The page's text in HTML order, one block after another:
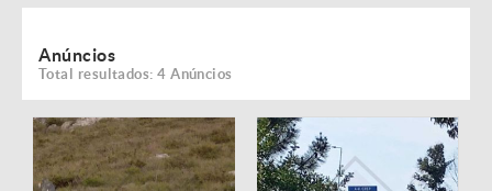
Anúncios
Total resultados: 4 Anúncios